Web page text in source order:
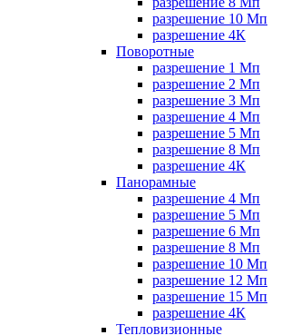
разрешение 10 Мп
разрешение 4К
Поворотные
разрешение 1 Мп
разрешение 2 Мп
разрешение 3 Мп
разрешение 4 Мп
разрешение 5 Мп
разрешение 8 Мп
разрешение 4К
Панорамные
разрешение 4 Мп
разрешение 5 Мп
разрешение 6 Мп
разрешение 8 Мп
разрешение 10 Мп
разрешение 12 Мп
разрешение 15 Мп
разрешение 4К
Тепловизионные